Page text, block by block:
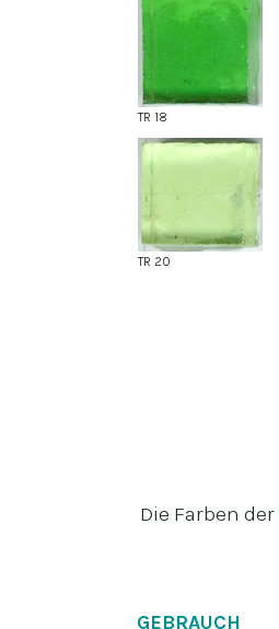
TR 18
TR 20
Die Farben der
GEBRAUCH